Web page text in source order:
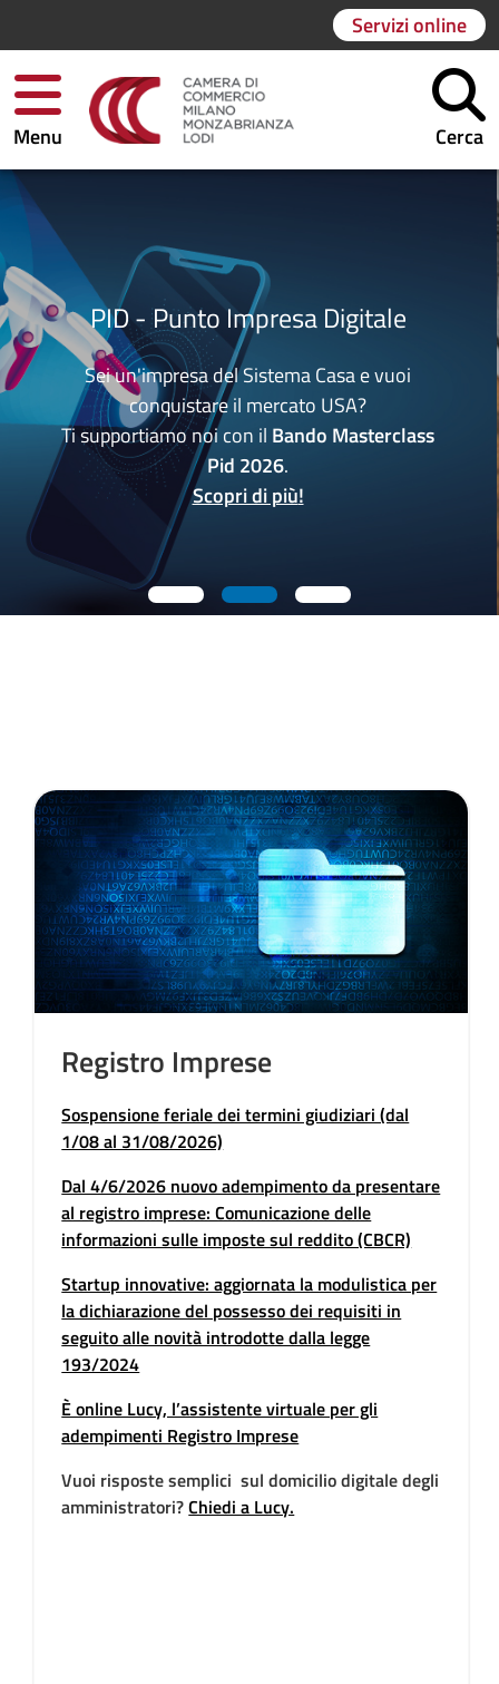
Servizi online
Menu Cerca
PID - Punto Impresa Digitale
Sei un'impresa del Sistema Casa e vuoi
conquistare il mercato USA?
Ti supportiamo noi con ilBando Masterclass
Pid 2026.
Scopri di più!
Registro Imprese
Sospensione feriale dei termini giudiziari (dal
1/08 al 31/08/2026)
Dal 4/6/2026 nuovo adempimento da presentare
al registro imprese: Comunicazione delle
informazioni sulle imposte sul reddito (CBCR)
Startup innovative: aggiornata la modulistica per
la dichiarazione del possesso dei requisiti in
seguito alle novità introdotte dalla legge
193/2024
È online Lucy, l’assistente virtuale per gli
adempimenti Registro Imprese
Vuoi risposte semplici sul domicilio digitale degli
amministratori?Chiedi a Lucy.